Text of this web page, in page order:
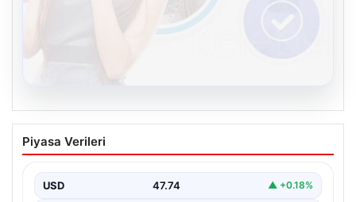
Kelebek.Org İle Dijital İletişimin Seviyeli
Adresi Ve Chat Deneyimi
iletişim oluşturması büyük bir hassasiyet taşımaktadır.
Günümüzde birçok…
Piyasa Verileri
USD 47.74 ▲ +0.18%